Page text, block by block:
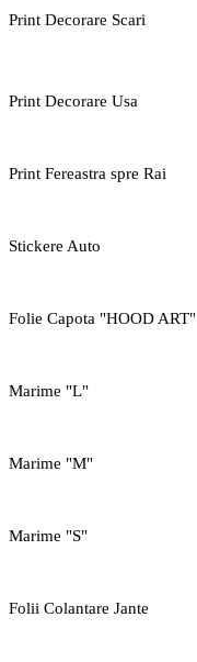
Print Decorare Scari
Print Decorare Usa
Print Fereastra spre Rai
Stickere Auto
Folie Capota "HOOD ART"
Marime "L"
Marime "M"
Marime "S"
Folii Colantare Jante